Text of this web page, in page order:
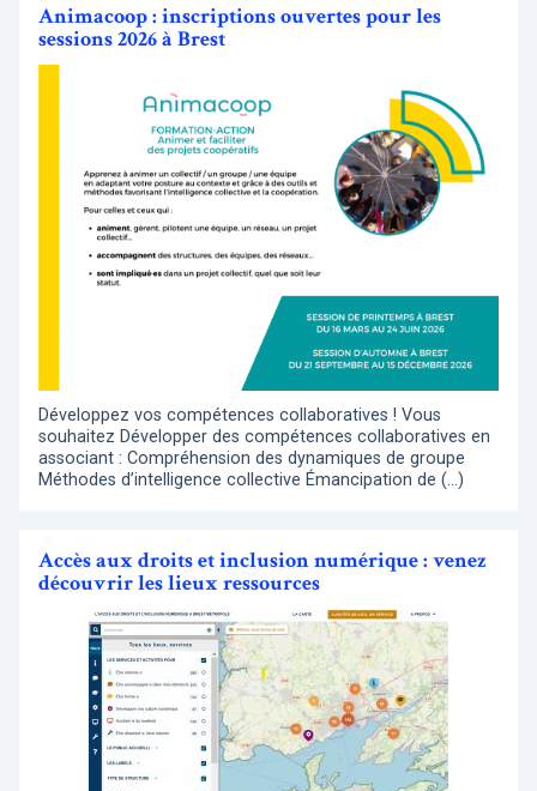
Animacoop : inscriptions ouvertes pour les
sessions 2026 à Brest
Développez vos compétences collaboratives ! Vous
souhaitez Développer des compétences collaboratives en
associant : Compréhension des dynamiques de groupe
Méthodes d’intelligence collective Émancipation de (…)
Accès aux droits et inclusion numérique : venez
découvrir les lieux ressources